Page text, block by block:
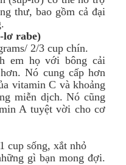
thư, bao gồm cả đại
lơ rabe)
2/3 cup chín.
em họ với bông cải
Nó cung cấp hơn
vitamin C và khoảng
miễn dịch. Nó cũng
A tuyệt vời cho cơ
cup sống, xắt nhỏ
gì bạn mong đợi.